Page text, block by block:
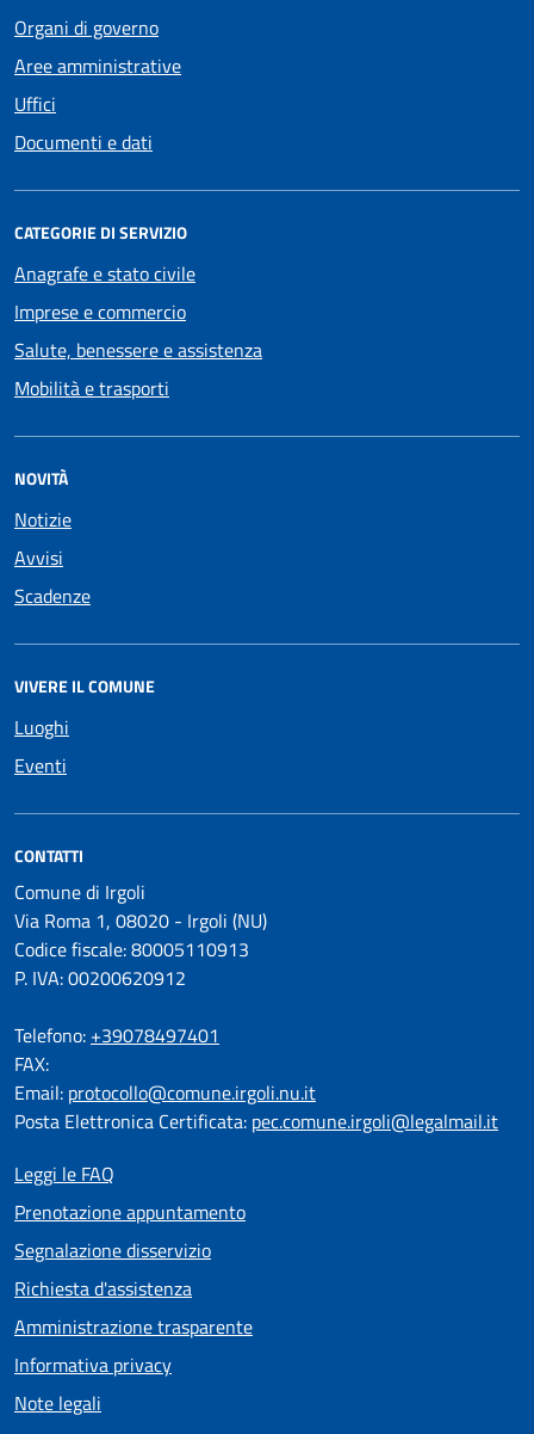
Organi di governo
Aree amministrative
Uffici
Documenti e dati
CATEGORIE DI SERVIZIO
Anagrafe e stato civile
Imprese e commercio
Salute, benessere e assistenza
Mobilità e trasporti
NOVITÀ
Notizie
Avvisi
Scadenze
VIVERE IL COMUNE
Luoghi
Eventi
CONTATTI
Comune di Irgoli
Via Roma 1, 08020 - Irgoli (NU)
Codice fiscale: 80005110913
P. IVA: 00200620912
Telefono: +39078497401
FAX:
Email: protocollo@comune.irgoli.nu.it
Posta Elettronica Certificata: pec.comune.irgoli@legalmail.it
Leggi le FAQ
Prenotazione appuntamento
Segnalazione disservizio
Richiesta d'assistenza
Amministrazione trasparente
Informativa privacy
Note legali